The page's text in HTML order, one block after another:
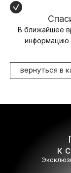
В ближайшее
информацию
вернуться в
к